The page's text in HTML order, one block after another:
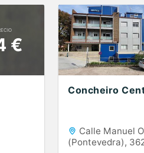
€
Concheiro
Calle Manuel
(Pontevedra),